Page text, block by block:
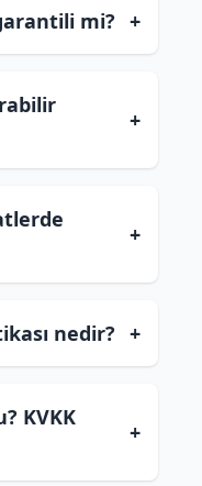
mi? +
+
+
nedir? +
KVKK
+